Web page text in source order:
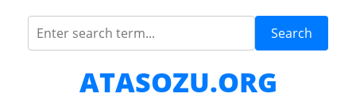
Search
ATASOZU.ORG